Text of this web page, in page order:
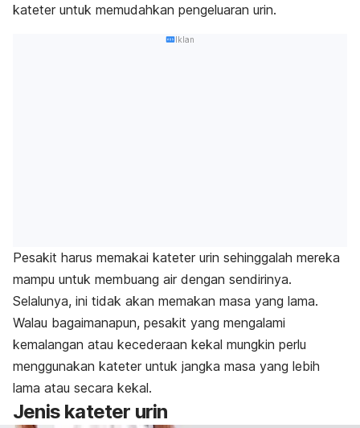
kateter untuk memudahkan pengeluaran urin.
Iklan
Pesakit harus memakai kateter urin sehinggalah mereka
mampu untuk membuang air dengan sendirinya.
Selalunya, ini tidak akan memakan masa yang lama.
Walau bagaimanapun, pesakit yang mengalami
kemalangan atau kecederaan kekal mungkin perlu
menggunakan kateter untuk jangka masa yang lebih
lama atau secara kekal.
Jenis kateter urin